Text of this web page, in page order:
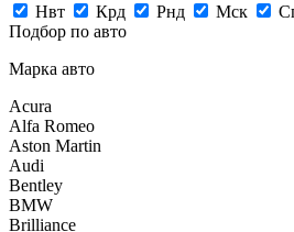
Нвт
Крд Рнд Мск
Подбор по авто
Марка авто
Acura
Alfa Romeo
Aston Martin
Audi
Bentley
BMW
Brilliance